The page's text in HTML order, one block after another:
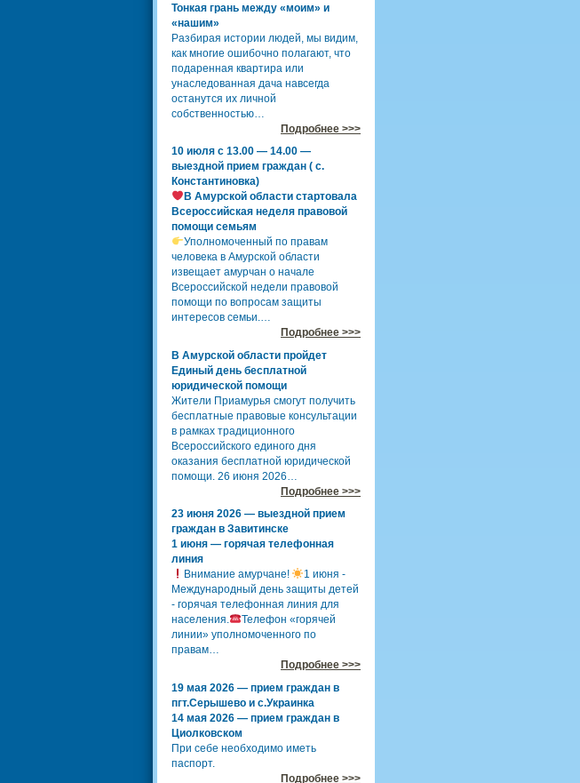
Тонкая грань между «моим» и
«нашим»
Разбирая истории людей, мы видим,
как многие ошибочно полагают, что
подаренная квартира или
унаследованная дача навсегда
останутся их личной
собственностью…
Подробнее >>>
10 июля с 13.00 — 14.00 —
выездной прием граждан ( с.
Константиновка)
В Амурской области стартовала
Всероссийская неделя правовой
помощи семьям
Уполномоченный по правам
человека в Амурской области
извещает амурчан о начале
Всероссийской недели правовой
помощи по вопросам защиты
интересов семьи.…
Подробнее >>>
В Амурской области пройдет
Единый день бесплатной
юридической помощи
Жители Приамурья смогут получить
бесплатные правовые консультации
в рамках традиционного
Всероссийского единого дня
оказания бесплатной юридической
помощи. 26 июня 2026…
Подробнее >>>
23 июня 2026 — выездной прием
граждан в Завитинске
1 июня — горячая телефонная
линия
Внимание амурчане!
1 июня -
Международный день защиты детей
- горячая телефонная линия для
населения.
Телефон «горячей
линии» уполномоченного по
правам…
Подробнее >>>
19 мая 2026 — прием граждан в
пгт.Серышево и с.Украинка
14 мая 2026 — прием граждан в
Циолковском
При себе необходимо иметь
паспорт.
Подробнее >>>